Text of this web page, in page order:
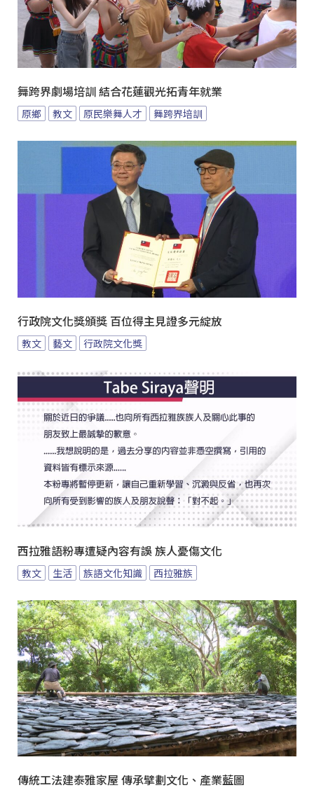
舞跨界劇場培訓 結合花蓮觀光拓青年就業
原鄉 教文 原民樂舞人才 舞跨界培訓
行政院文化獎頒獎 百位得主見證多元綻放
教文 藝文 行政院文化獎
西拉雅語粉專遭疑內容有誤 族人憂傷文化
教文 生活 族語文化知識 西拉雅族
傳統工法建泰雅家屋 傳承擘劃文化、產業藍圖